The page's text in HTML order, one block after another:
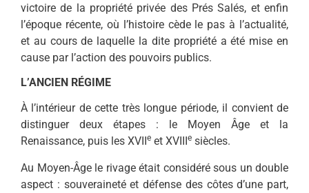
victoire de la propriété privée des Prés Salés, et enfin
l’époque récente, où l’histoire cède le pas à l’actualité,
et au cours de laquelle la dite propriété a été mise en
cause par l’action des pouvoirs publics.
L’ANCIEN RÉGIME
À l’intérieur de cette très longue période, il convient de
distinguer deux éta­pes : le Moyen Âge et la
Renaissance, puis les XVII e et XVIII e siècles.
Au Moyen-Âge le rivage était considéré sous un double
aspect : souveraineté et défense des côtes d’une part,